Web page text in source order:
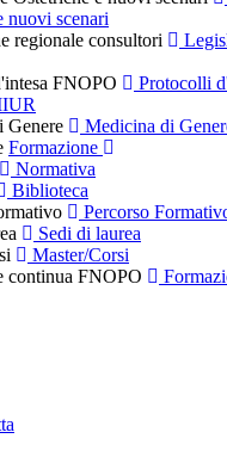
nuovi scenari
regionale consultori
FNOPO
Protocolli
Genere
Medicina di
Formazione
Normativa
Biblioteca
Percorso
Sedi di laurea
Master/Corsi
continua FNOPO